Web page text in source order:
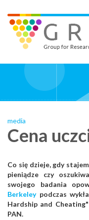
main
content
media
Cena
Co się dzieje, gdy
pieniądze czy
swojego badania
Berkeleypodczas
Hardship and
PAN.